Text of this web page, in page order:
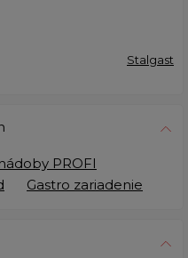
Stalgast
PROFI
Gastro zariadenie